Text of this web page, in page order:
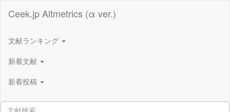
Ceek.jp Altmetrics (α ver.)
文献ランキング
新着文献
新着投稿